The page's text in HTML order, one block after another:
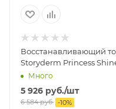
Восстанавливающий
Storyderm Princess
Много
5 926 руб./шт
6 584руб. -10%